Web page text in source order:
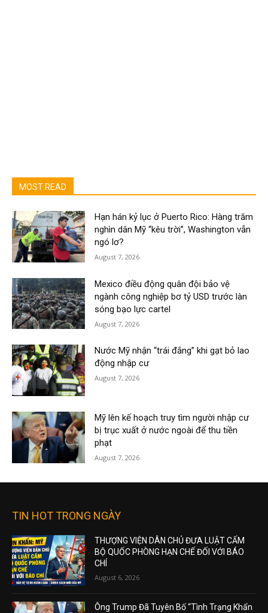
MOST READ
Hạn hán kỷ lục ở Puerto Rico: Hàng trăm
nghìn dân Mỹ “kêu trời”, Washington vẫn
ngó lơ?
August 7, 2026
Mexico điều động quân đội bảo vệ
ngành công nghiệp bơ tỷ USD trước làn
sóng bạo lực cartel
August 7, 2026
Nước Mỹ nhận “trái đắng” khi gạt bỏ lao
động nhập cư
August 7, 2026
Mỹ lên kế hoạch truy tìm người nhập cư
bị trục xuất ở nước ngoài để thu tiền
phạt
August 7, 2026
TIN HOT TRONG NGÀY
THƯỢNG VIỆN DÂN CHỦ ĐƯA LUẬT CẤM
BỘ QUỐC PHÒNG HẠN CHẾ ĐỐI VỚI BÁO
CHÍ
August 6, 2026
Ông Trump Đã Tuyên Bố “Tình Trạng Khẩn